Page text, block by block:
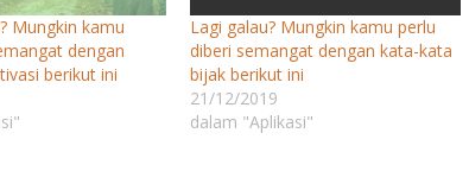
Mungkin kamu
dengan
berikut ini
Lagi galau? Mungkin kamu perlu
diberi semangat dengan kata-kata
bijak berikut ini
21/12/2019
dalam "Aplikasi"